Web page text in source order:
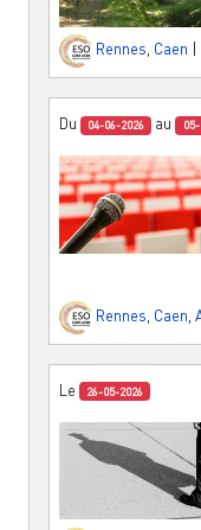
Rennes, Caen
Du 04-06-2026 au
Rennes Caen
Le 26-05-2026